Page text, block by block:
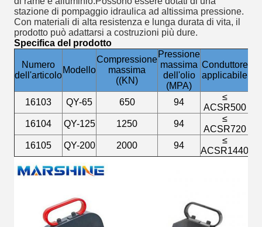
stazione di pompaggio idraulica ad altissima pressione.
Con materiali di alta resistenza e lunga durata di vita, il
prodotto può adattarsi a costruzioni più dure.
Specifica del prodotto
Numero
dell'articolo
Modello
Compressione
massima
((KN)
Pressione
massima
dell'olio
(MPA)
Conduttore
applicabile
16103 QY-65 650 94
≤
ACSR500
16104 QY-125 1250 94
≤
ACSR720
16105 QY-200 2000 94
≤
ACSR1440